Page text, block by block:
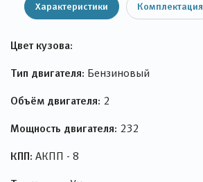
Характеристики Комплектация
Цвет кузова:
Тип двигателя: Бензиновый
Объём двигателя: 2
Мощность двигателя: 232
КПП: АКПП - 8